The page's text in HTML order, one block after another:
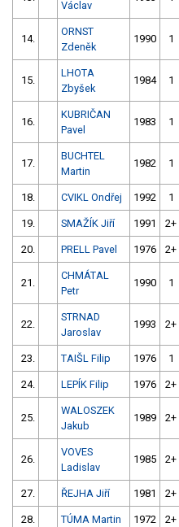
Václav
14.
ORNST
Zdeněk
1990 1
15.
LHOTA
Zbyšek
1984 1
16.
KUBRIČAN
Pavel
1983 1
17.
BUCHTEL
Martin
1982 1
18. CVIKL Ondřej 1992 1
19. SMAŽÍK Jiří 1991 2+
20. PRELL Pavel 1976 2+
21.
CHMÁTAL
Petr
1990 1
22.
STRNAD
Jaroslav
1993 2+
23. TAIŠL Filip 1976 1
24. LEPÍK Filip 1976 2+
25.
WALOSZEK
Jakub
1989 2+
26.
VOVES
Ladislav
1985 2+
27. ŘEJHA Jiří 1981 2+
28. TÚMA Martin 1972 2+